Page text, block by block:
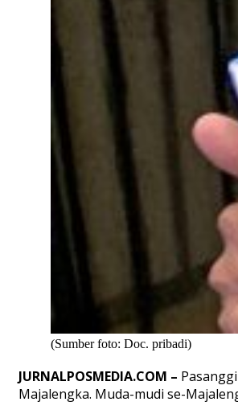
(Sumber foto: Doc. pribadi)
JURNALPOSMEDIA.COM –
Majalengka. Muda-mudi se-